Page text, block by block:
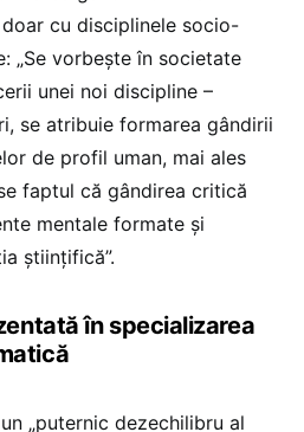
cu disciplinele socio-
„Se vorbește în societate
unei noi discipline –
se atribuie formarea gândirii
de profil uman, mai ales
faptul că gândirea critică
mentale formate și
științifică”.
în specializarea
„puternic dezechilibru al